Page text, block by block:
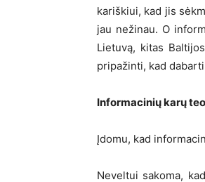
kariškiui, kad jis
jau nežinau. O
Lietuvą, kitas
pripažinti, kad
Informacinių karų
Įdomu, kad
Neveltui sakoma,